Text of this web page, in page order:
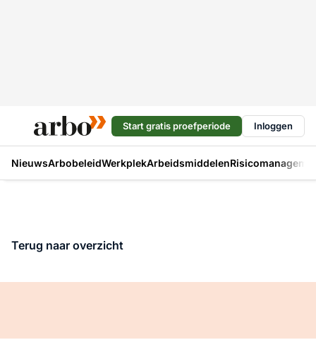
Start gratis proefperiode Inloggen
NieuwsArbobeleidWerkplekArbeidsmiddelen
Terug naar overzicht